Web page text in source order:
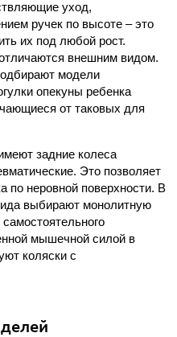
уход,
ручек по высоте – это
их под любой рост.
внешним видом.
модели
опекуны ребенка
от таковых для
задние колеса
Это позволяет
по неровной поверхности. В
выбирают монолитную
мышечной силой в
коляски с